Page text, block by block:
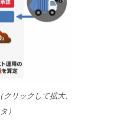
クリックして拡大、
）